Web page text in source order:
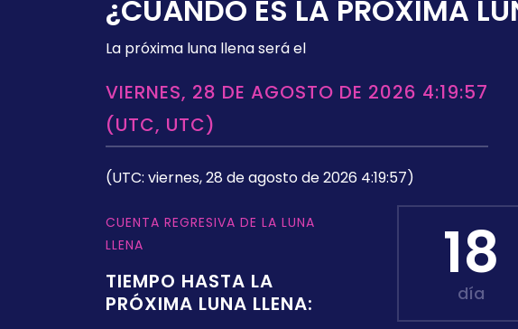
¿CUÁNDO ES LA PRÓXIMA
La próxima luna llena será el
VIERNES, 28 DE AGOSTO DE 2026 4:19:57
(UTC, UTC)
(UTC: viernes, 28 de agosto de 2026 4:19:57)
CUENTA REGRESIVA DE LA LUNA
LLENA
TIEMPO HASTA LA
PRÓXIMA LUNA LLENA:
18
día